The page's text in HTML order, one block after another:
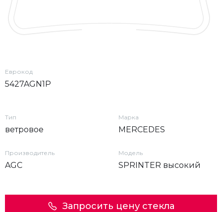
Еврокод
5427AGN1P
Тип
ветровое
Марка
MERCEDES
Производитель
AGC
Модель
SPRINTER высокий
Запросить цену стекла